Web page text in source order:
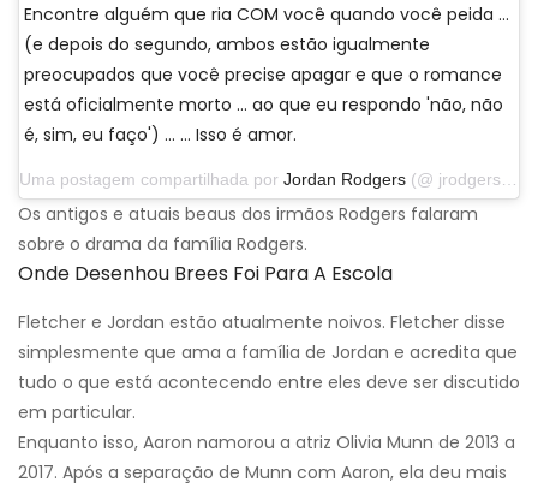
Encontre alguém que ria COM você quando você peida ...
(e depois do segundo, ambos estão igualmente
preocupados que você precise apagar e que o romance
está oficialmente morto ... ao que eu respondo 'não, não
é, sim, eu faço') ... … Isso é amor.
Uma postagem compartilhada por Jordan Rodgers (@ jrodgers11) em 25 de novembro de 2019 às 17:52 PST
Os antigos e atuais beaus dos irmãos Rodgers falaram
sobre o drama da família Rodgers.
Onde Desenhou Brees Foi Para A Escola
Fletcher e Jordan estão atualmente noivos. Fletcher disse
simplesmente que ama a família de Jordan e acredita que
tudo o que está acontecendo entre eles deve ser discutido
em particular.
Enquanto isso, Aaron namorou a atriz Olivia Munn de 2013 a
2017. Após a separação de Munn com Aaron, ela deu mais